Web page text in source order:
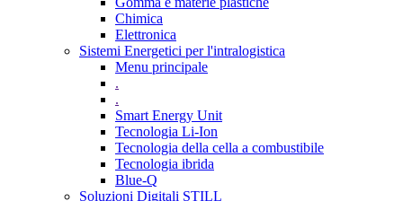
Chimica
Elettronica
Sistemi Energetici per l'intralogistica
Menu principale
.
.
Smart Energy Unit
Tecnologia Li-Ion
Tecnologia della cella a combustibile
Tecnologia ibrida
Blue-Q
Soluzioni Digitali STILL